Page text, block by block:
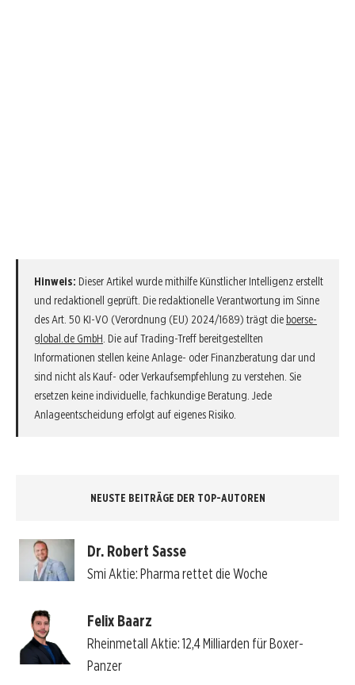
Hinweis: Dieser Artikel wurde mithilfe Künstlicher Intelligenz erstellt
und redaktionell geprüft. Die redaktionelle Verantwortung im Sinne
des Art. 50 KI-VO (Verordnung (EU) 2024/1689) trägt die boerse-
global.de GmbH . Die auf Trading-Treff bereitgestellten
Informationen stellen keine Anlage- oder Finanzberatung dar und
sind nicht als Kauf- oder Verkaufsempfehlung zu verstehen. Sie
ersetzen keine individuelle, fachkundige Beratung. Jede
Anlageentscheidung erfolgt auf eigenes Risiko.
NEUSTE BEITRÄGE DER TOP-AUTOREN
Dr. Robert Sasse
Smi Aktie: Pharma rettet die Woche
Felix Baarz
Rheinmetall Aktie: 12,4 Milliarden für Boxer-
Panzer